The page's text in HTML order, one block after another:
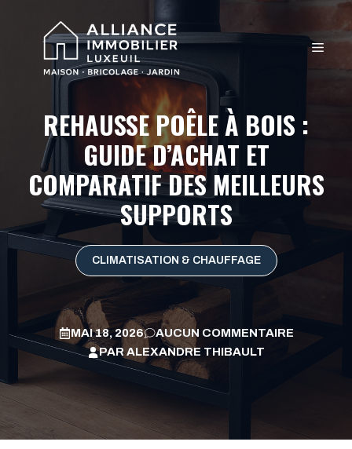
REHAUSSE POÊLE À BOIS :
GUIDE D’ACHAT ET
COMPARATIF DES MEILLEURS
SUPPORTS
CLIMATISATION & CHAUFFAGE
MAI 18, 2026
AUCUN COMMENTAIRE
PAR ALEXANDRE THIBAULT